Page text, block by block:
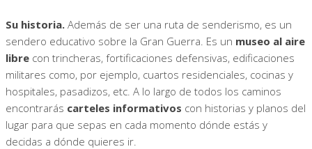
Su historia. Además de ser una ruta de senderismo, es un
sendero educativo sobre la Gran Guerra. Es un museo al aire
libre con trincheras, fortificaciones defensivas, edificaciones
militares como, por ejemplo, cuartos residenciales, cocinas y
hospitales, pasadizos, etc. A lo largo de todos los caminos
encontrarás carteles informativos con historias y planos del
lugar para que sepas en cada momento dónde estás y
decidas a dónde quieres ir.